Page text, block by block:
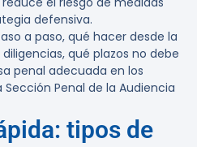
defensiva.
a paso, qué hacer desde la
qué plazos no debe
penal adecuada en los
Penal de la Audiencia
tipos de